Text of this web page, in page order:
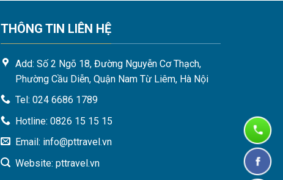
THÔNG TIN LIÊN HỆ
Add: Số 2 Ngõ 18, Đường Nguyễn Cơ Thạch,
Phường Cầu Diễn, Quận Nam Từ Liêm, Hà Nội
Tel: 024 6686 1789
Hotline: 0826 15 15 15
Email: info@pttravel.vn
Website: pttravel.vn